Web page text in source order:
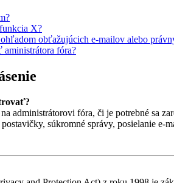
X?
obťažujúcich e-mailov alebo
fóra?
administrátorovi fóra, či je potrebné sa
súkromné správy, posielanie